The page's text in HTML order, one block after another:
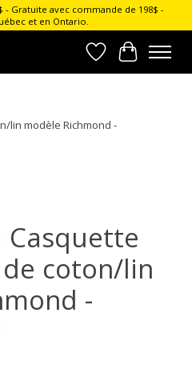
- Gratuite avec commande de 198$ -
et en Ontario.
Liste dePanier
lin modèle Richmond -
Casquette
coton/lin
-